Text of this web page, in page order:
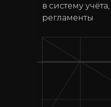
в систему
регламенты